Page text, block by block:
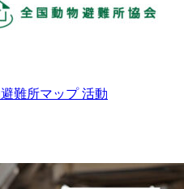
難所マップ 活動